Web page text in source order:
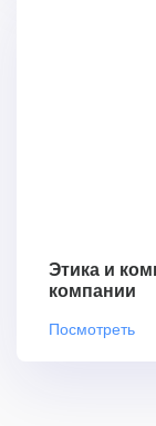
Этика и
компании
Посмотреть